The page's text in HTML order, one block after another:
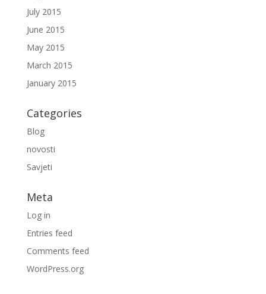
July 2015
June 2015
May 2015
March 2015
January 2015
Categories
Blog
novosti
Savjeti
Meta
Log in
Entries feed
Comments feed
WordPress.org